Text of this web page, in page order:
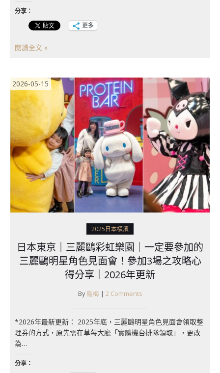
分享：
更多
閱讀全文 »
2026-05-15
2025日本橫濱
日本東京｜三麗鷗彩虹樂園｜一定要參加的
三麗鷗明星角色見面會！參加3場之攻略心
得分享｜2026年更新
By 烏梅 | 2 Comments
*2026年最新更新： 2025年底，三麗鷗明星角色見面會領取整
理券的方式，原先需在草莓大廳「實體機台排隊領取」，更改
為…
分享：